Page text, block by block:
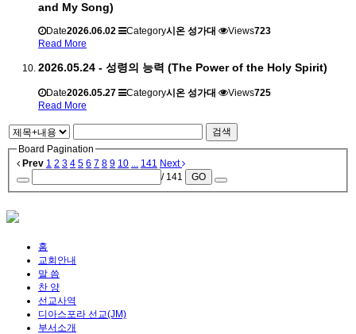
and My Song)
Date2026.06.02 Category시온 성가대 Views723
Read More
2026.05.24 - 성령의 능력 (The Power of the Holy Spirit)
Date2026.05.27 Category시온 성가대 Views725
Read More
검색
Board Pagination
Prev 1 2 3 4 5 6 7 8 9 10 ... 141 Next
/ 141
GO
홈
교회안내
말 씀
찬 양
선교사역
디아스포라 선교(JM)
부서소개